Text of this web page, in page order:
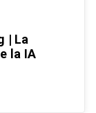
| La
la IA